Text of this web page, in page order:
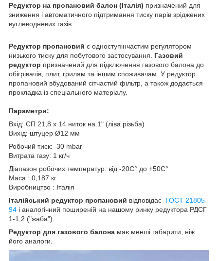
Редуктор на пропановий балон (Італія) призначений для
зниження і автоматичного підтримання тиску парів зріджених
вуглеводневих газів.
Редуктор пропановий є одноступінчастим регулятором
низького тиску для побутового застосування. Газовий
редуктор призначений для підключення газового балона до
обігрівачів, плит, грилям та іншим споживачам. У редуктор
пропановий вбудований сітчастий фільтр, а також додається
прокладка із спеціального матеріалу.
Параметри:
Вхід: СП 21,8 х 14 ниток на 1" (ліва різьба)
Вихід: штуцер Ø12 мм
Робочий тиск: 30 mbar
Витрата газу: 1 кг/ч
Діапазон робочих температур: від -20С° до +50С°
Маса : 0,187 кг
Виробництво : Італія
Італійський редуктор пропановий відповідає ГОСТ 21805-
94 і аналогічний поширеній на нашому ринку редуктора РДСГ
1-1,2 ("жаба").
Редуктор для газового балона має менші габарити, ніж
його аналоги.